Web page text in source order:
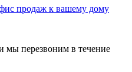
продаж к вашему дому
мы перезвоним в течение